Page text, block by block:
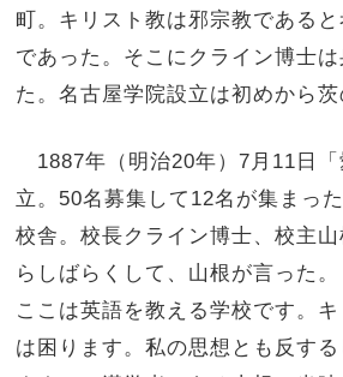
町。キリスト教は邪宗教であると
であった。そこにクライン博士
た。名古屋学院設立は初めから茨
1887年（明治20年）7月11日「
立。50名募集して12名が集まっ
校舎。校長クライン博士、校主
らしばらくして、山根が言った。
ここは英語を教える学校です。
は困ります。私の思想とも反す